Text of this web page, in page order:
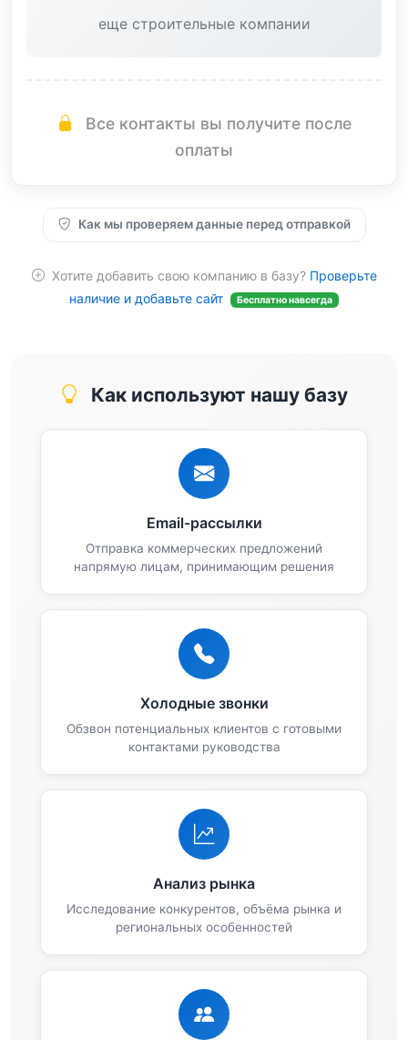
еще строительные компании
Все контакты вы получите после
оплаты
Как мы проверяем данные перед отправкой
Хотите добавить свою компанию в базу? Проверьте
наличие и добавьте сайт
Бесплатно навсегда
Как используют нашу базу
Email-рассылки
Отправка коммерческих предложений
напрямую лицам, принимающим решения
Холодные звонки
Обзвон потенциальных клиентов с готовыми
контактами руководства
Анализ рынка
Исследование конкурентов, объёма рынка и
региональных особенностей